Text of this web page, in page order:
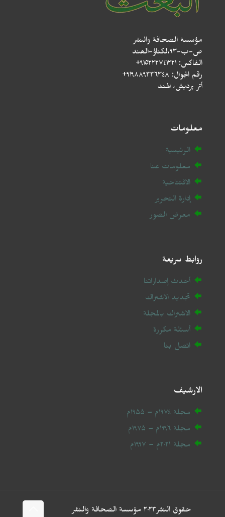
مؤسسة الصحافة والنشر
ص-ب-۹۳،لکناؤ-الھند
الفاكس: ٩١٥٢٢٢٧٤١٢٢١+
رقم الجوال: ٩١٩٨٨٩٣٣٦٣٤٨+
أتر پردیش، الهند
معلومات
الرئيسية
معلومات عنا
الافتتاحية
إدارة التحرير
معرض الصور
روابط سريعة
أحدث إصداراتنا
تجديد الاشتراك
الاشتراك بالمجلة
أسئلة مكررة
اتصل بنا
الارشيف
مجلة ۱۹۷٤م – ۱۹۵۵م
مجلة ۱۹۹٦م – ۱۹۷۵م
مجلة ۲۰ ۲۱ م – ۱۹۹۷م
حقوق النشر۲۰۲٣ مؤسسة الصحافة والنشر